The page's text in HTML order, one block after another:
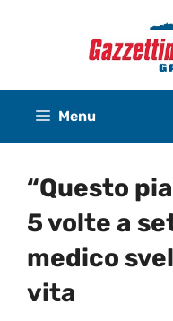
Menu
“Questo
5 volte a
medico
vita